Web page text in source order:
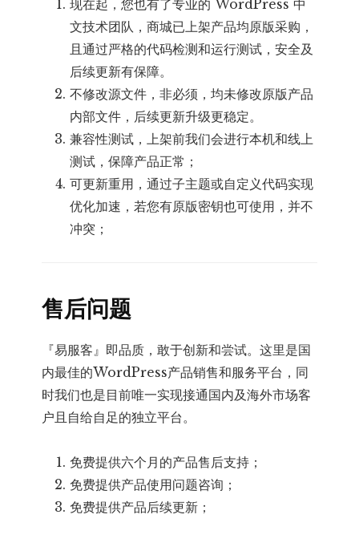
现在起，您也有了专业的 WordPress 中
文技术团队，商城已上架产品均原版采购，
且通过严格的代码检测和运行测试，安全及
后续更新有保障。
不修改源文件，非必须，均未修改原版产品
内部文件，后续更新升级更稳定。
兼容性测试，上架前我们会进行本机和线上
测试，保障产品正常；
可更新重用，通过子主题或自定义代码实现
优化加速，若您有原版密钥也可使用，并不
冲突；
售后问题
『易服客』即品质，敢于创新和尝试。这里是国
内最佳的WordPress产品销售和服务平台，同
时我们也是目前唯一实现接通国内及海外市场客
户且自给自足的独立平台。
免费提供六个月的产品售后支持；
免费提供产品使用问题咨询；
免费提供产品后续更新；